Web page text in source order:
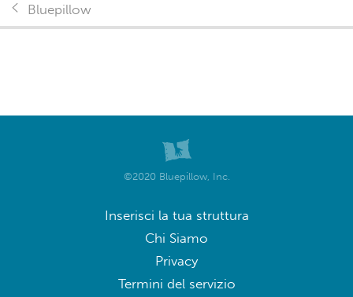
Bluepillow
©2020 Bluepillow, Inc.
Inserisci la tua struttura
Chi Siamo
Privacy
Termini del servizio